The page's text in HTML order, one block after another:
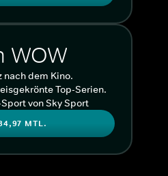
WOW
nach dem Kino.
Top-Serien.
von Sky Sport
MTL.